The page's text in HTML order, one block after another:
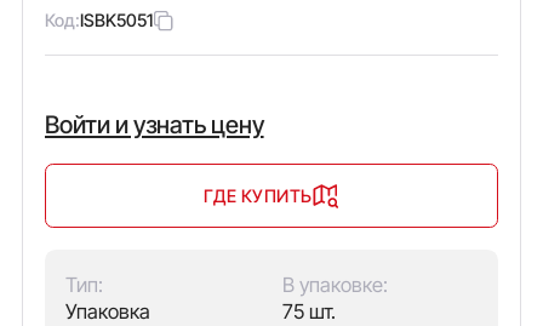
Код:ISBK5051
Войти и узнать цену
ГДЕ КУПИТЬ
Тип:
Упаковка
В упаковке:
75 шт.